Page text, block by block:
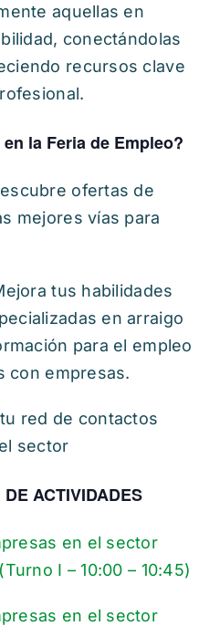
aquellas en
conectándolas
recursos clave
la Feria de Empleo?
ofertas de
mejores vías para
tus habilidades
en arraigo
para el empleo
con empresas.
red de contactos
sector
ACTIVIDADES
en el sector
I – 10:00 – 10:45)
en el sector